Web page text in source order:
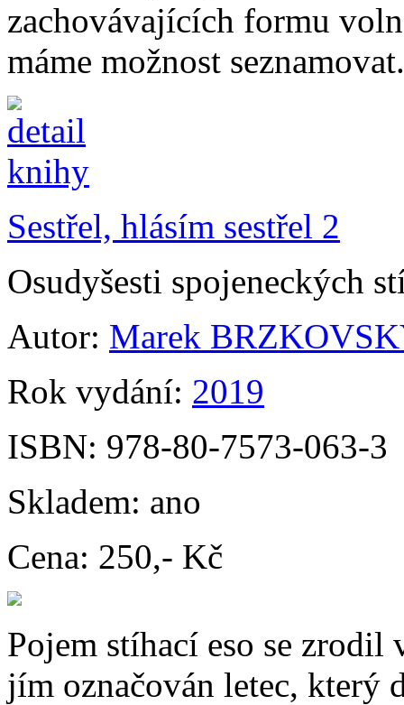
zachovávajících formu
máme možnost
Sestřel, hlásím sestřel 2
Osudyšesti spojeneckých
Autor: Marek
Rok vydání: 2019
ISBN: 978-80-7573-063-3
Skladem: ano
Cena: 250,- Kč
Pojem stíhací eso se
jím označován letec, který